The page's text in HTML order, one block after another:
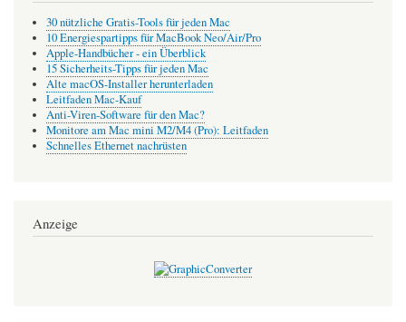
30 nützliche Gratis-Tools für jeden Mac
10 Energiespartipps für MacBook Neo/Air/Pro
Apple-Handbücher - ein Überblick
15 Sicherheits-Tipps für jeden Mac
Alte macOS-Installer herunterladen
Leitfaden Mac-Kauf
Anti-Viren-Software für den Mac?
Monitore am Mac mini M2/M4 (Pro): Leitfaden
Schnelles Ethernet nachrüsten
Anzeige